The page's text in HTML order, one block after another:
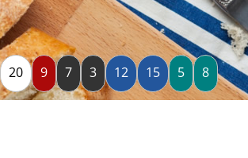
20 9 7 3 12 15 5 8